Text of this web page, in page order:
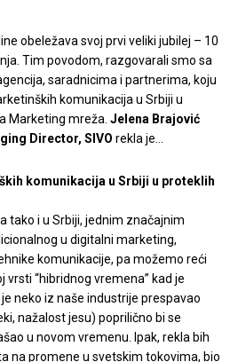
obeležava svoj prvi veliki jubilej – 10
Tim povodom, razgovarali smo sa
saradnicima i partnerima, koju
komunikacija u Srbiji u
Marketing mreža. Jelena Brajović
Director, SIVO rekla je…
komunikacija u Srbiji u proteklih
tako i u Srbiji, jednim značajnim
u digitalni marketing,
komunikacije, pa možemo reći
“hibridnog vremena” kad je
neko iz naše industrije prespavao
nažalost jesu) poprilično bi se
u novom vremenu. Ipak, rekla bih
na promene u svetskim tokovima, bio